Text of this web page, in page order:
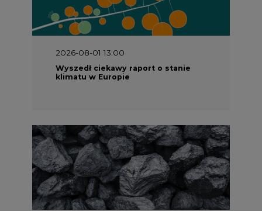
2026-08-01 13:00
Wyszedł ciekawy raport o stanie
klimatu w Europie